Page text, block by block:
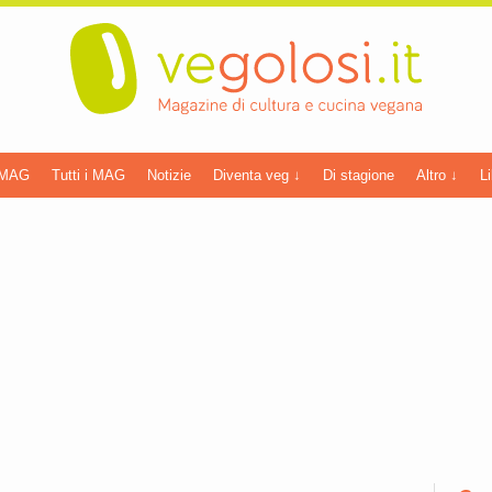
Tutti i MAG Notizie Diventa veg ↓ Di stagione Altro ↓